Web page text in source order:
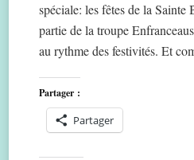
spéciale: les fêtes de la Sainte
partie de la troupe
au rythme des festivités. Et
Partager :
Partager